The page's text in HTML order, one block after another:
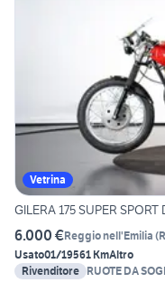
Vetrina
GILERA 175 SUPER SPORT
6.000 €Reggio nell'Emilia (
Usato01/19561 KmAltro
Rivenditore RUOTE DA